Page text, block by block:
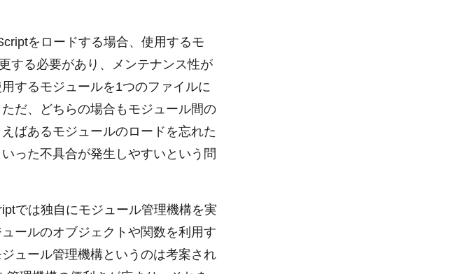
をロードする場合、使用するモ
する必要があり、メンテナンス性が
するモジュールを1つのファイルに
だ、どちらの場合もモジュール間の
ばあるモジュールのロードを忘れた
った不具合が発生しやすいという問
では独自にモジュール管理機構を実
ールのオブジェクトや関数を利用す
ュール管理機構というのは考案され